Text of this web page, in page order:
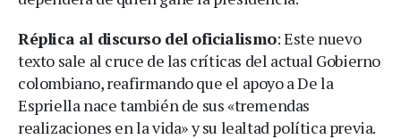
Réplica al discurso del oficialismo: Este nuevo
texto sale al cruce de las críticas del actual Gobierno
colombiano, reafirmando que el apoyo a De la
Espriella nace también de sus «tremendas
realizaciones en la vida» y su lealtad política previa.